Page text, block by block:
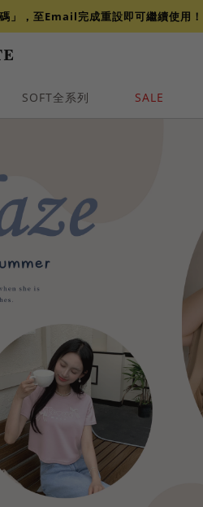
」，至Email完成重設即可繼續使用！
SOFT全系列 SALE